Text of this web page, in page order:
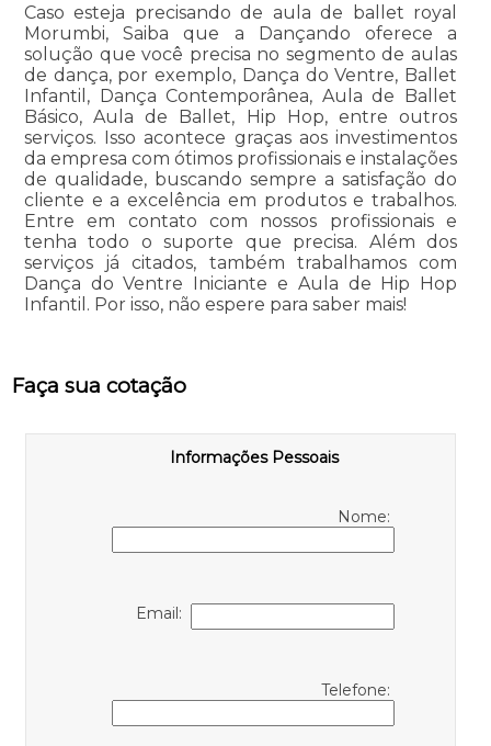
Caso esteja precisando de aula de ballet royal
Morumbi, Saiba que a Dançando oferece a
solução que você precisa no segmento de aulas
de dança, por exemplo, Dança do Ventre, Ballet
Infantil, Dança Contemporânea, Aula de Ballet
Básico, Aula de Ballet, Hip Hop, entre outros
serviços. Isso acontece graças aos investimentos
da empresa com ótimos profissionais e instalações
de qualidade, buscando sempre a satisfação do
cliente e a excelência em produtos e trabalhos.
Entre em contato com nossos profissionais e
tenha todo o suporte que precisa. Além dos
serviços já citados, também trabalhamos com
Dança do Ventre Iniciante e Aula de Hip Hop
Infantil. Por isso, não espere para saber mais!
Faça sua cotação
Informações Pessoais
Nome:
Email:
Telefone: